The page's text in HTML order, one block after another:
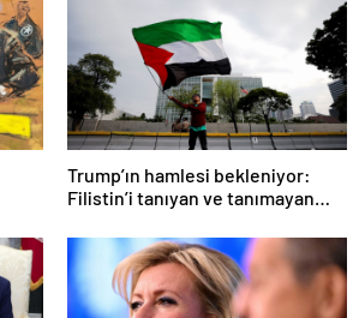
Trump’ın hamlesi bekleniyor:
Filistin’i tanıyan ve tanımayan